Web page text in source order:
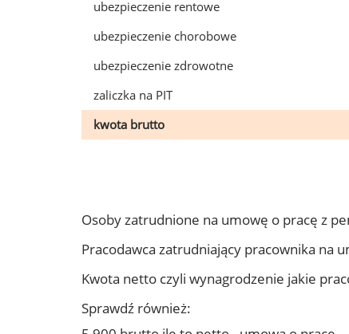
ubezpieczenie rentowe
ubezpieczenie chorobowe
ubezpieczenie zdrowotne
zaliczka na PIT
kwota brutto
Osoby zatrudnione na umowę o pracę z
Pracodawca zatrudniający pracownika na
Kwota netto czyli wynagrodzenie jakie
Sprawdź również: